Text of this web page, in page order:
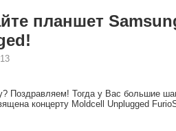
планшет
Поздравляем! Тогда у Вас большие
концерту Moldcell Unplugged